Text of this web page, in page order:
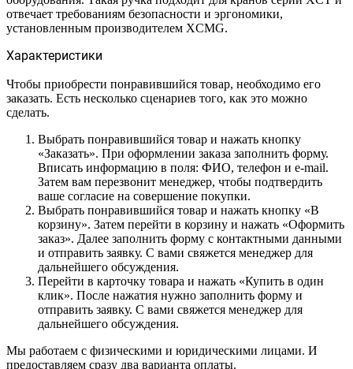
отвечает требованиям безопасности и эргономики,
установленным производителем XCMG.
Характеристики
Чтобы приобрести понравившийся товар, необходимо его
заказать. Есть несколько сценариев того, как это можно
сделать.
Выбрать понравившийся товар и нажать кнопку
«Заказать». При оформлении заказа заполнить форму.
Вписать информацию в поля: ФИО, телефон и e-mail.
Затем вам перезвонит менеджер, чтобы подтвердить
ваше согласие на совершение покупки.
Выбрать понравившийся товар и нажать кнопку «В
корзину». Затем перейти в корзину и нажать «Оформить
заказ». Далее заполнить форму с контактными данными
и отправить заявку. С вами свяжется менеджер для
дальнейшего обсуждения.
Перейти в карточку товара и нажать «Купить в один
клик». После нажатия нужно заполнить форму и
отправить заявку. С вами свяжется менеджер для
дальнейшего обсуждения.
Мы работаем с физическими и юридическими лицами. И
предоставляем сразу два варианта оплаты.